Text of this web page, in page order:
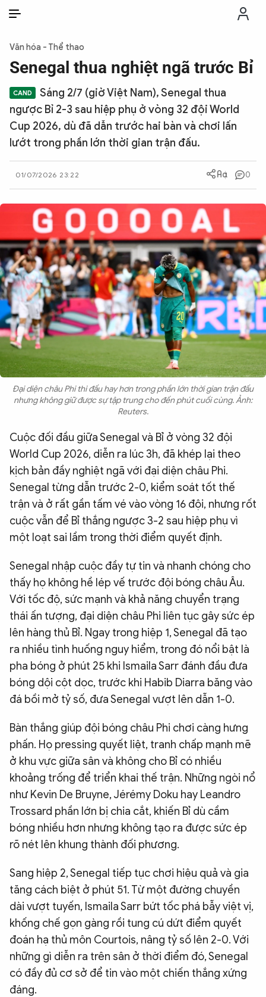
THỜI SỰ
CHỐNG DIỄN BIẾN HÒA BÌNH
CÔNG AN TRONG LÒNG DÂN
XÃ HỘI
PHÁP LUẬT
CÔNG NGHỆ
QUỐC TẾ
VĂN HÓA - THỂ THAO
BẠN ĐỌC & CAND
ĐA PHƯƠNG TIỆN
Video Ảnh
Infographic
Chuyên trang An ninh thế giới
Văn nghệ Công an
Chuyên đề
Văn hóa - Thể thao
Senegal thua nghiệt ngã trước Bỉ
Sáng 2/7 (giờ Việt Nam), Senegal thua
ngược Bỉ 2-3 sau hiệp phụ ở vòng 32 đội World
Cup 2026, dù đã dẫn trước hai bàn và chơi lấn
lướt trong phần lớn thời gian trận đấu.
01/07/2026 23:22 0
Đại diện châu Phi thi đấu hay hơn trong phần lớn thời gian trận đấu
nhưng không giữ được sự tập trung cho đến phút cuối cùng. Ảnh:
Reuters.
Cuộc đối đầu giữa Senegal và Bỉ ở vòng 32 đội
World Cup 2026, diễn ra lúc 3h, đã khép lại theo
kịch bản đầy nghiệt ngã với đại diện châu Phi.
Senegal từng dẫn trước 2-0, kiểm soát tốt thế
trận và ở rất gần tấm vé vào vòng 16 đội, nhưng rốt
cuộc vẫn để Bỉ thắng ngược 3-2 sau hiệp phụ vì
một loạt sai lầm trong thời điểm quyết định.
Senegal nhập cuộc đầy tự tin và nhanh chóng cho
thấy họ không hề lép vế trước đội bóng châu Âu.
Với tốc độ, sức mạnh và khả năng chuyển trạng
thái ấn tượng, đại diện châu Phi liên tục gây sức ép
lên hàng thủ Bỉ. Ngay trong hiệp 1, Senegal đã tạo
ra nhiều tình huống nguy hiểm, trong đó nổi bật là
pha bóng ở phút 25 khi Ismaila Sarr đánh đầu đưa
bóng dội cột dọc, trước khi Habib Diarra băng vào
đá bồi mở tỷ số, đưa Senegal vượt lên dẫn 1-0.
Bàn thắng giúp đội bóng châu Phi chơi càng hưng
phấn. Họ pressing quyết liệt, tranh chấp mạnh mẽ
ở khu vực giữa sân và không cho Bỉ có nhiều
khoảng trống để triển khai thế trận. Những ngòi nổ
như Kevin De Bruyne, Jérémy Doku hay Leandro
Trossard phần lớn bị chia cắt, khiến Bỉ dù cầm
bóng nhiều hơn nhưng không tạo ra được sức ép
rõ nét lên khung thành đối phương.
Sang hiệp 2, Senegal tiếp tục chơi hiệu quả và gia
tăng cách biệt ở phút 51. Từ một đường chuyền
dài vượt tuyến, Ismaila Sarr bứt tốc phá bẫy việt vị,
khống chế gọn gàng rồi tung cú dứt điểm quyết
đoán hạ thủ môn Courtois, nâng tỷ số lên 2-0. Với
những gì diễn ra trên sân ở thời điểm đó, Senegal
có đầy đủ cơ sở để tin vào một chiến thắng xứng
đáng.